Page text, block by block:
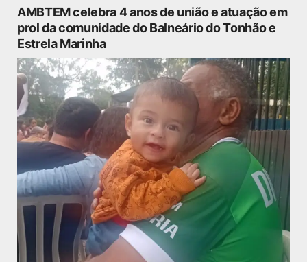
AMBTEM celebra 4 anos de união e atuação em
prol da comunidade do Balneário do Tonhão e
Estrela Marinha